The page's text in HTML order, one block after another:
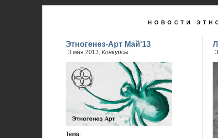
НОВОСТИ
Этногенез-Арт Май'13
3 мая 2013, Конкурсы
Тема: